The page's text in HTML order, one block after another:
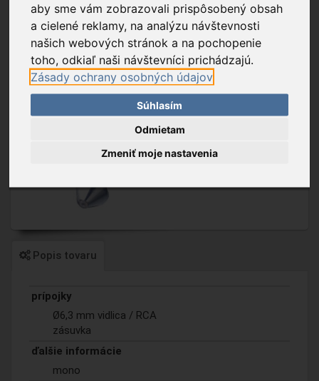
aby sme vám zobrazovali prispôsobený obsah
a cielené reklamy, na analýzu návštevnosti
našich webových stránok a na pochopenie
toho, odkiaľ naši návštevníci prichádzajú.
Zásady ochrany osobných údajov
Súhlasím
Odmietam
Zmeniť moje nastavenia
Popis tovaru
prípojky
Ø6,3 mm vidlica / RCA
zásuvka
ďalšie informácie
mono